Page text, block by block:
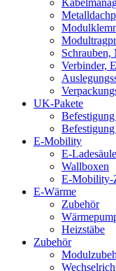
Schrauben,
Verbinder,
UK-Pakete
E-Mobility
E-
Wallboxen
E-Mobility-
E-Wärme
Zubehör
Heizstäbe
Zubehör